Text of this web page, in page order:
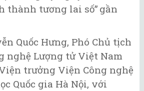
thành tương lai số” gần
Quốc Hưng, Phó Chủ tịch
nghệ Lượng tử Việt Nam
trưởng Viện Công nghệ
Quốc gia Hà Nội, với